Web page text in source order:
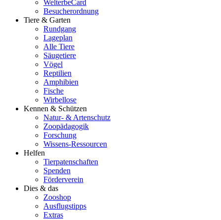
WelterbeCard
Besucherordnung
Tiere & Garten
Rundgang
Lageplan
Alle Tiere
Säugetiere
Vögel
Reptilien
Amphibien
Fische
Wirbellose
Kennen & Schützen
Natur- & Artenschutz
Zoopädagogik
Forschung
Wissens-Ressourcen
Helfen
Tierpatenschaften
Spenden
Förderverein
Dies & das
Zooshop
Ausflugstipps
Extras